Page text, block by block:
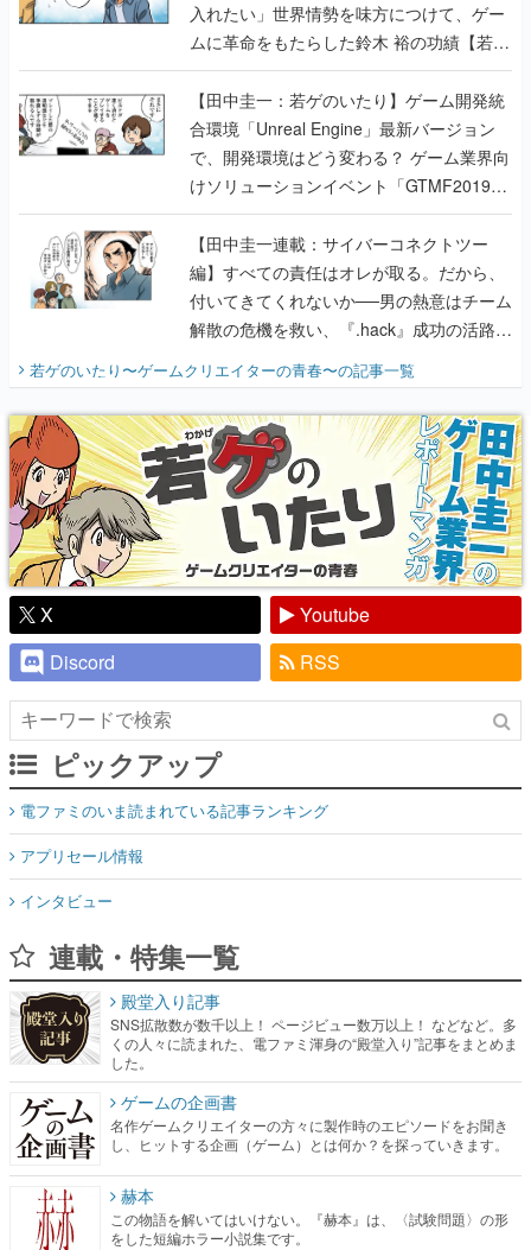
入れたい」世界情勢を味方につけて、ゲー
ムに革命をもたらした鈴木 裕の功績【若ゲ
のいたり】
【田中圭一：若ゲのいたり】ゲーム開発統
合環境「Unreal Engine」最新バージョン
で、開発環境はどう変わる？ ゲーム業界向
けソリューションイベント「GTMF2019」
に行って、より理解を深めよう【PR】
【田中圭一連載：サイバーコネクトツー
編】すべての責任はオレが取る。だから、
付いてきてくれないか──男の熱意はチーム
解散の危機を救い、『.hack』成功の活路を
開く。業界の快男児・松山 洋に流れる血は
『少年ジャンプ』色だった【若ゲのいた
り】
若ゲのいたり〜ゲームクリエイターの青春〜の記事一覧
X
Youtube
Discord
RSS
ピックアップ
電ファミのいま読まれている記事ランキング
アプリセール情報
インタビュー
連載・特集一覧
殿堂入り記事
SNS拡散数が数千以上！ ページビュー数万以上！ などなど。多
くの人々に読まれた、電ファミ渾身の“殿堂入り”記事をまとめま
した。
ゲームの企画書
名作ゲームクリエイターの方々に製作時のエピソードをお聞き
し、ヒットする企画（ゲーム）とは何か？を探っていきます。
赫本
この物語を解いてはいけない。『赫本』は、〈試験問題〉の形
をした短編ホラー小説集です。